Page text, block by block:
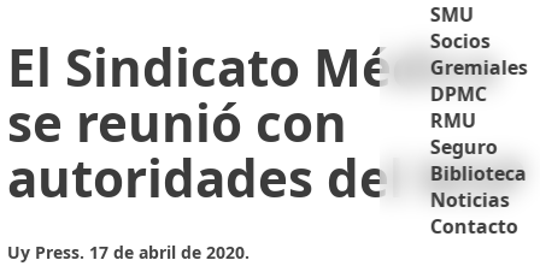
SMU
Socios
Gremiales
DPMC
RMU
Seguro
Biblioteca
Noticias
Contacto
El Sindicato Médico
se reunió con
autoridades del MSP
Uy Press. 17 de abril de 2020.